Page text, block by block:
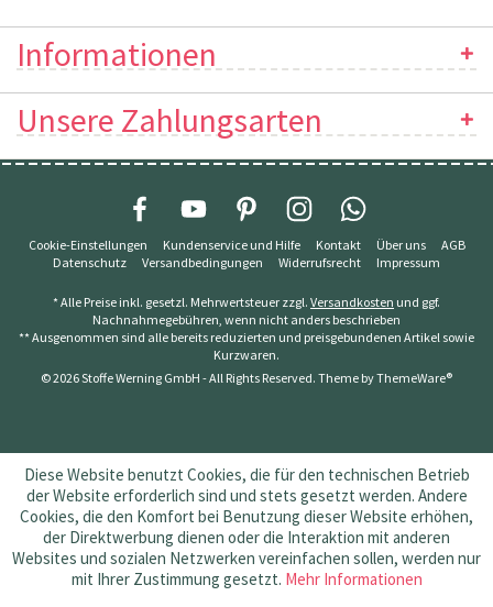
Informationen
Unsere Zahlungsarten
Cookie-Einstellungen Kundenservice und Hilfe Kontakt Über uns
AGB
Datenschutz
Versandbedingungen Widerrufsrecht Impressum
* Alle Preise inkl. gesetzl. Mehrwertsteuer zzgl. Versandkosten und ggf.
Nachnahmegebühren, wenn nicht anders beschrieben
** Ausgenommen sind alle bereits reduzierten und preisgebundenen Artikel sowie
Kurzwaren.
© 2026 Stoffe Werning GmbH - All Rights Reserved. Theme byThemeWare®
Diese Website benutzt Cookies, die für den technischen Betrieb
der Website erforderlich sind und stets gesetzt werden. Andere
Cookies, die den Komfort bei Benutzung dieser Website erhöhen,
der Direktwerbung dienen oder die Interaktion mit anderen
Websites und sozialen Netzwerken vereinfachen sollen, werden nur
mit Ihrer Zustimmung gesetzt. Mehr Informationen